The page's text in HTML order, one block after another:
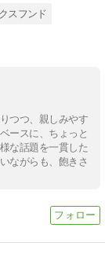
スフンド
つつ、親しみやす
ースに、ちょっと
な話題を一貫した
ながらも、飽きさ